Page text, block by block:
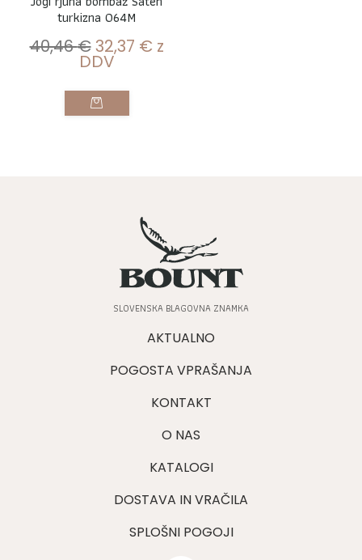
turkizna 064M
40,46€32,37 € z
DDV
SLOVENSKA BLAGOVNA ZNAMKA
AKTUALNO
POGOSTA VPRAŠANJA
KONTAKT
O NAS
KATALOGI
DOSTAVA IN VRAČILA
SPLOŠNI POGOJI